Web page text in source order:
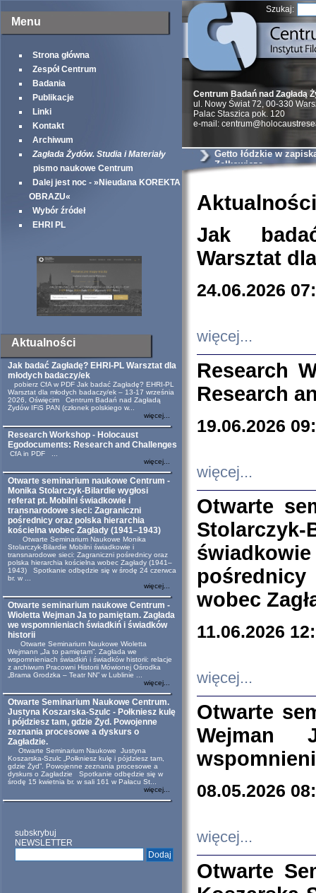
Menu
Strona główna
Zespół Centrum
Badania
Publikacje
Linki
Kontakt
Archiwum
Zagłada Żydów. Studia i Materiały
pismo naukowe Centrum
Dalej jest noc - »Nieudana KOREKTA
OBRAZU«
Wybór źródeł
EHRI PL
Aktualności
Jak badać Zagładę? EHRI-PL Warsztat dla
młodych badaczy/ek
pobierz CfA w PDF Jak badać Zagładę? EHRI-PL
Warsztat dla młodych badaczy/ek – 13-17 września
2026, Oświęcim Centrum Badań nad Zagładą
Żydów IFiS PAN (członek polskiego w...
więcej...
Research Workshop - Holocaust
Egodocuments: Research and Challenges
CfA in PDF ...
więcej...
Otwarte seminarium naukowe Centrum -
Monika Stolarczyk-Bilardie wygłosi
referat pt. Mobilni świadkowie i
transnarodowe sieci: Zagraniczni
pośrednicy oraz polska hierarchia
kościelna wobec Zagłady (1941–1943)
Otwarte Seminarium Naukowe Monika
Stolarczyk-Bilardie Mobilni świadkowie i
transnarodowe sieci: Zagraniczni pośrednicy oraz
polska hierarchia kościelna wobec Zagłady (1941–
1943) Spotkanie odbędzie się w środę 24 czerwca
br. w ...
więcej...
Otwarte seminarium naukowe Centrum -
Wioletta Wejman Ja to pamiętam. Zagłada
we wspomnieniach świadkiń i świadków
historii
Otwarte Seminarium Naukowe Wioletta
Wejmann „Ja to pamiętam”. Zagłada we
wspomnieniach świadkiń i świadków historii: relacje
z archiwum Pracowni Historii Mówionej Ośrodka
„Brama Grodzka – Teatr NN” w Lublinie ...
więcej...
Otwarte Seminarium Naukowe Centrum.
Justyna Koszarska-Szulc - Połkniesz kulę
i pójdziesz tam, gdzie Żyd. Powojenne
zeznania procesowe a dyskurs o
Zagładzie.
Otwarte Seminarium Naukowe Justyna
Koszarska-Szulc „Połkniesz kulę i pójdziesz tam,
gdzie Żyd”. Powojenne zeznania procesowe a
dyskurs o Zagładzie Spotkanie odbędzie się w
środę 15 kwietnia br. w sali 161 w Pałacu St...
więcej...
subskrybuj
NEWSLETTER
Szukaj:
Centrum Badań nad Zagładą
ul. Nowy Świat 72, 00-330
Palac Staszica pok. 120
e-mail:
Getto łódzkie w
Zelkowicza
Aktualności
Jak
Warsztat
24.06.2026
więcej...
Research
Research
19.06.2026
więcej...
Otwarte
wobec
11.06.2026
więcej...
Otwarte
Wejman
08.05.2026
więcej...
Otwarte